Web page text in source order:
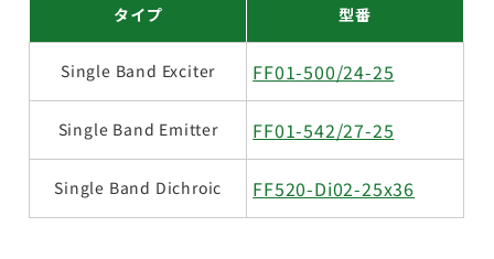
タイプ 型番
Single Band Exciter FF01-500/24-25
Single Band Emitter FF01-542/27-25
Single Band Dichroic FF520-Di02-25x36